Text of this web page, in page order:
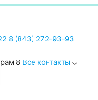
8 (843) 272-93-93
8 Все контакты